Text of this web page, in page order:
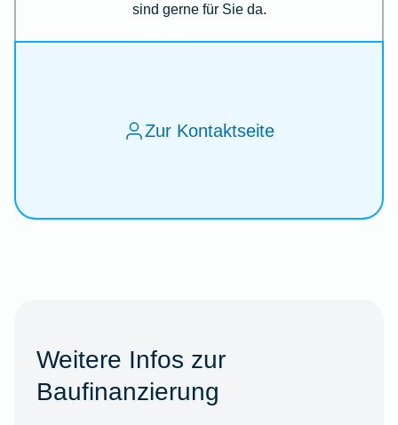
sind gerne für Sie da.
Zur Kontaktseite
Weitere Infos zur
Baufinanzierung